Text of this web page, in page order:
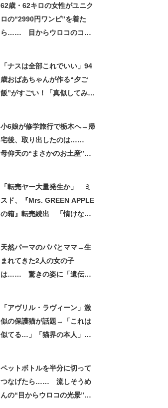
62歳・62キロの女性がユニク
ロの“2990円ワンピ”を着た
ら…… 目からウロコのコー
「ナスは全部これでいい」94
歳おばあちゃんが作る“夕ご
飯”がすごい！「真似してみま
小6娘が修学旅行で栃木へ→帰
宅後、取り出したのは……
母仰天の“まさかのお土産”に
「転売ヤー大量発生か」 ミ
スド、『Mrs. GREEN APPLE
の箱』転売続出 「情けない
天然パーマのパパとママ→生
まれてきた2人の女の子
は…… 驚きの姿に「遺伝っ
「アヴリル・ラヴィーン」激
似の保護猫が話題→「これは
似てる…」「猫界の本人」
ペットボトルを半分に切って
つなげたら…… 流しそうめ
んの“目からウロコの光景”に